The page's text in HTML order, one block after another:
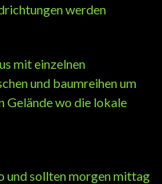
werden
mit einzelnen
und baumreihen um
Gelände wo die lokale
und sollten morgen mittag